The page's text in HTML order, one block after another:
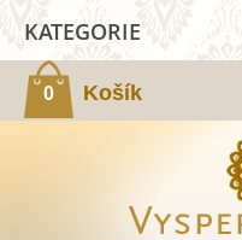
0 Košík
KATEGORIE